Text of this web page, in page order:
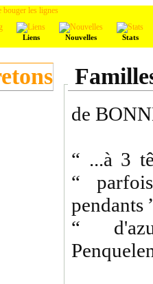
Liens Nouvelles Stats
de
“ ...à 3
“
pendants
“